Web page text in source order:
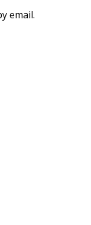
email.